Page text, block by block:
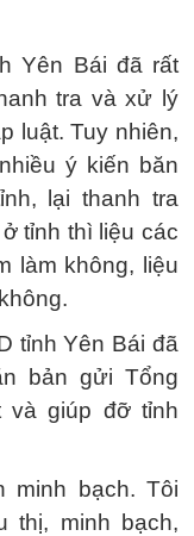
Yên Bái đã rất
tra và xử lý
luật. Tuy nhiên,
ý kiến băn
lại thanh tra
tỉnh thì liệu các
làm không, liệu
tỉnh Yên Bái đã
bản gửi Tổng
và giúp đỡ tỉnh
minh bạch. Tôi
thị, minh bạch,